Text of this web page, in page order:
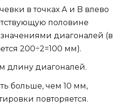
в точках А и B влево
половине
диагоналей (в
200÷2=100 мм).
длину диагоналей.
больше, чем 10 мм,
повторяется.